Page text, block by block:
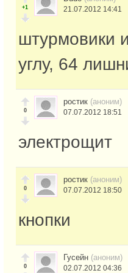
+1 21.07.2012 14:41
штурмовики
углу, 64
0
ростик (аноним)
07.07.2012 18:51
электрощит
0
ростик (аноним)
07.07.2012 18:50
кнопки
0
Гусейн (аноним)
02.07.2012 04:36